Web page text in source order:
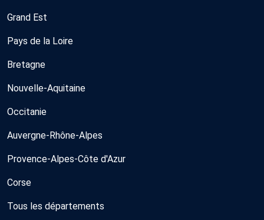
Grand Est
Pays de la Loire
Bretagne
Nouvelle-Aquitaine
Occitanie
Auvergne-Rhône-Alpes
Provence-Alpes-Côte d'Azur
Corse
Tous les départements